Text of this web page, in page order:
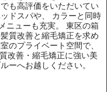
も高評価をいただいてい
ドスパや、 カラーと同時
ニューも充実。 東区の箱
質改善と縮毛矯正を求め
のプライベート空間で、
改善・縮毛矯正に強い美
ーへお越しください。